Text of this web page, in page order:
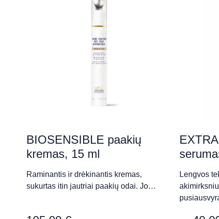
P. Višinskio 37, Šiauliai
„Face Diary“
Laisvės al. 18-52/53, Kaunas
„Grožio Galerija“
„Grožio studija“ (Natalija
Sėlių g. 62, Vilnius
BIOSENSIBLE paakių
kremas, 15 ml
Raminantis ir drėkinantis kremas,
sukurtas itin jautriai paakių odai. Jo…
Lengvos